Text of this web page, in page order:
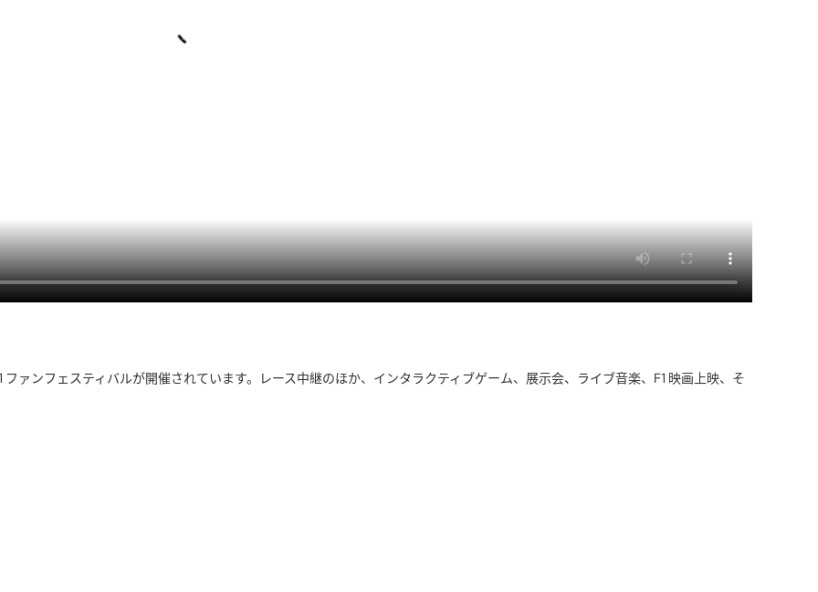
ァンフェスティバルが開催されています。レース中継のほか、インタラクティブゲーム、展示会、ライブ音楽、F1 映画上映、そ